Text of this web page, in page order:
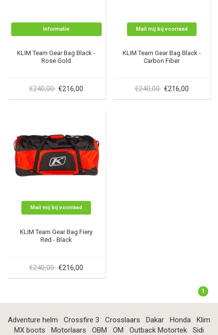
Informatie
KLIM Team Gear Bag Black -
Rose Gold
€240,00 €216,00
Mail mij bij voorraad
KLIM Team Gear Bag Black -
Carbon Fiber
€240,00 €216,00
Mail mij bij voorraad
KLIM Team Gear Bag Fiery
Red - Black
€240,00 €216,00
1
Adventure helm Crossfire 3 Crosslaars Dakar Honda
Klim
MX boots
Motorlaars OBM OM Outback Motortek
Sidi